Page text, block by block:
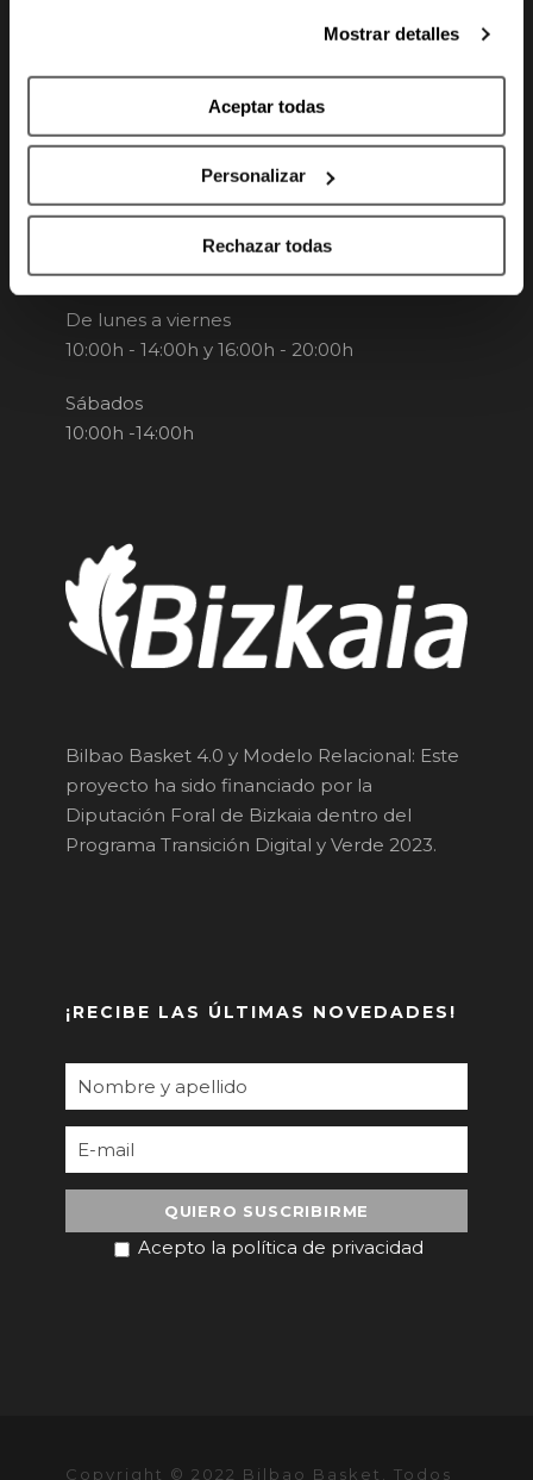
Mostrar detalles
Aceptar todas
Personalizar
Rechazar todas
Canal de denuncias
HORARIO
De lunes a viernes
10:00h - 14:00h y 16:00h - 20:00h
Sábados
10:00h -14:00h
Bilbao Basket 4.0 y Modelo Relacional: Este
proyecto ha sido financiado por la
Diputación Foral de Bizkaia dentro del
Programa Transición Digital y Verde 2023.
¡RECIBE LAS ÚLTIMAS NOVEDADES!
Acepto la política de privacidad
Copyright © 2022 Bilbao Basket. Todos